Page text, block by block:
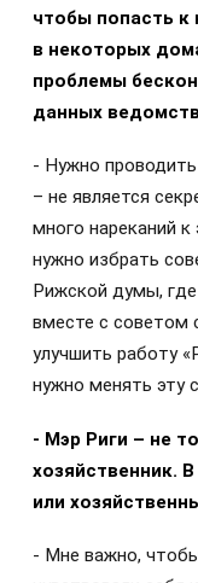
чтобы попасть к
в некоторых
проблемы
данных
- Нужно
– не является
много нареканий
нужно избрать
Рижской думы,
вместе с советом
улучшить работу
нужно менять эту
- Мэр Риги – не
хозяйственник.
или
- Мне важно,